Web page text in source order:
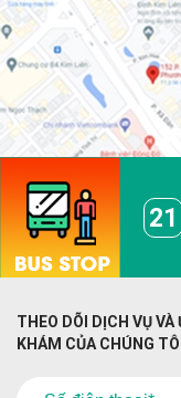
21
THEO DÕI DỊCH VỤ
KHÁM CỦA CHÚNG TÔI